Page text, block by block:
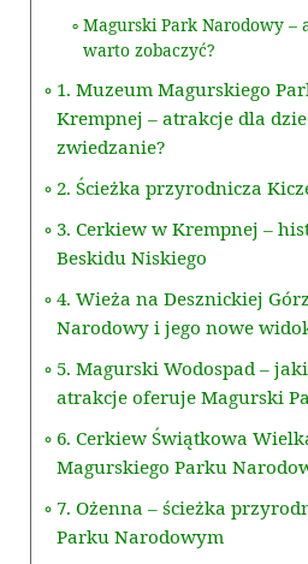
Magurski Park Narodowy –
warto zobaczyć?
1. Muzeum Magurskiego
Krempnej – atrakcje dla
zwiedzanie?
2. Ścieżka przyrodnicza
3. Cerkiew w Krempnej –
Beskidu Niskiego
4. Wieża na Desznickiej
Narodowy i jego nowe
5. Magurski Wodospad –
atrakcje oferuje Magurski
6. Cerkiew Świątkowa
Magurskiego Parku
7. Ożenna – ścieżka
Parku Narodowym